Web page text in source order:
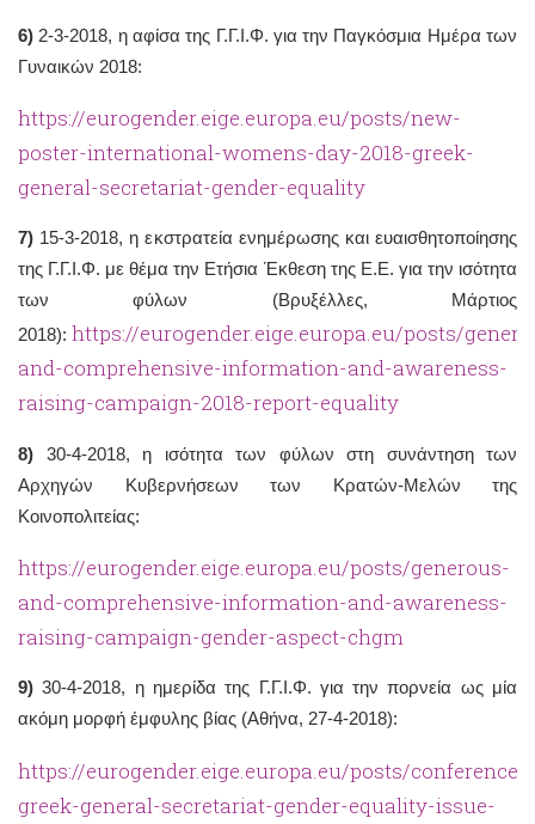
6) 2-3-2018, η αφίσα της Γ.Γ.Ι.Φ. για την Παγκόσμια Ημέρα των
Γυναικών 2018:
https://eurogender.eige.europa.eu/posts/new-
poster-international-womens-day-2018-greek-
general-secretariat-gender-equality
7) 15-3-2018, η εκστρατεία ενημέρωσης και ευαισθητοποίησης
της Γ.Γ.Ι.Φ. με θέμα την Ετήσια Έκθεση της Ε.Ε. για την ισότητα
των φύλων (Βρυξέλλες, Μάρτιος
2018): https://eurogender.eige.europa.eu/posts/
and-comprehensive-information-and-awareness-
raising-campaign-2018-report-equality
8) 30-4-2018, η ισότητα των φύλων στη συνάντηση των
Αρχηγών Κυβερνήσεων των Κρατών-Μελών της
Κοινοπολιτείας:
https://eurogender.eige.europa.eu/posts/generous-
and-comprehensive-information-and-awareness-
raising-campaign-gender-aspect-chgm
9) 30-4-2018, η ημερίδα της Γ.Γ.Ι.Φ. για την πορνεία ως μία
ακόμη μορφή έμφυλης βίας (Αθήνα, 27-4-2018):
https://eurogender.eige.europa.eu/posts/conference-
greek-general-secretariat-gender-equality-issue-